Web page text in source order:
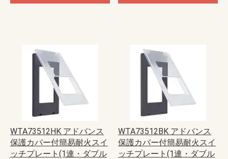
WTA73512HK アドバンス
保護カバー付簡易耐火スイ
ッチプレート(1連・ダブル
WTA73512BK アドバンス
保護カバー付簡易耐火スイ
ッチプレート(1連・ダブル